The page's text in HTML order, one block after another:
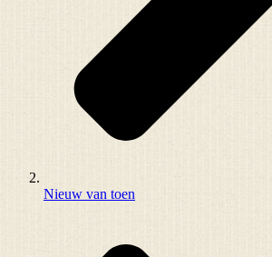
Nieuw van toen